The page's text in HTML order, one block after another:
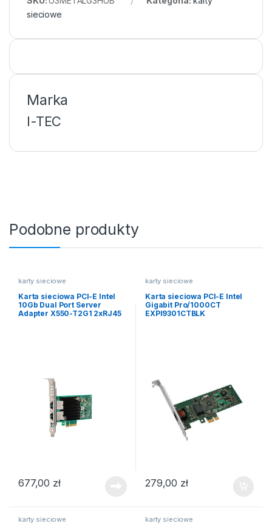
sieciowe
Marka
I-TEC
Podobne produkty
karty sieciowe
Karta sieciowa PCI-E Intel
10Gb Dual Port Server
Adapter X550-T2G1 2xRJ45
677,00 zł
karty sieciowe
Karta sieciowa PCI-E Intel
Gigabit Pro/1000CT
EXPI9301CTBLK
279,00 zł
karty sieciowe karty sieciowe